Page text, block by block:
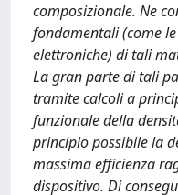
composizionale. Ne
fondamentali (come
elettroniche) di tali
La gran parte di tali
tramite calcoli a
funzionale della
principio possibile la
massima efficienza
dispositivo. Di